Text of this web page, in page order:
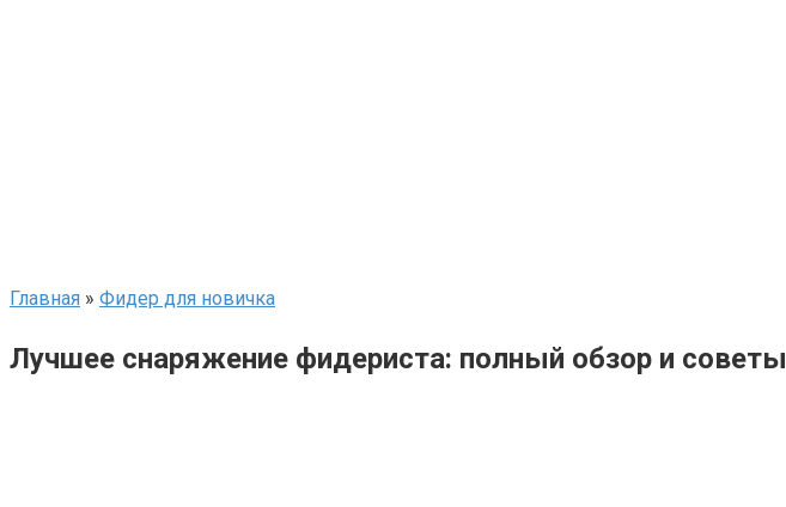
Главная » Фидер для новичка
Лучшее снаряжение фидериста: полный обзор и советы